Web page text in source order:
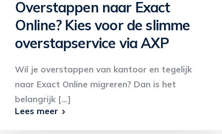
Overstappen naar Exact
Online? Kies voor de slimme
overstapservice via AXP
Wil je overstappen van kantoor en tegelijk
naar Exact Online migreren? Dan is het
belangrijk [...]
Lees meer